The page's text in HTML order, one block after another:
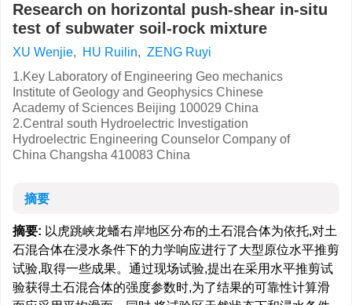
Research on horizontal push-shear in-situ
test of subwater soil-rock mixture
XU Wenjie, HU Ruilin, ZENG Ruyi
1.Key Laboratory of Engineering Geo mechanics
Institute of Geology and Geophysics Chinese
Academy of Sciences Beijing 100029 China
2.Central south Hydroelectric Investigation
Hydroelectric Engineering Counselor Company of
China Changsha 410083 China
摘要
摘要: 以虎跳峡龙蟠右岸地区分布的土石混合体为依托,对土
石混合体在浸水条件下的力学响应进行了大型原位水平推剪
试验,取得一些成果。通过现场试验,提出在采用水平推剪试
验获得土石混合体的强度参数时,为了结果的可靠性计算滑